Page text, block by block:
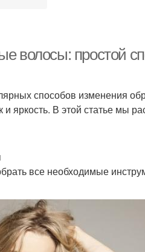
волосы: простой
способов изменения
яркость. В этой статье мы
все необходимые